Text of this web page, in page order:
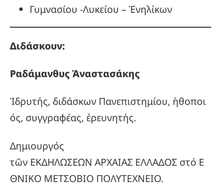
Γυμνασίου -Λυκείου – Ἐνηλίκων
Διδάσκουν:
ΡαδάμανθυςἈναστασάκης
Ἰδρυτής, διδάσκων Πανεπιστημίου, ἠθοποι
ός, συγγραφέας, ἐρευνητής.
Δημιουργός
τῶν ΕΚΔΗΛΩΣΕΩΝ ΑΡΧΑΙΑΣ ΕΛΛΑΔΟΣ στό Ε
ΘΝΙΚΟ ΜΕΤΣΟΒΙΟ ΠΟΛΥΤΕΧΝΕΙΟ.